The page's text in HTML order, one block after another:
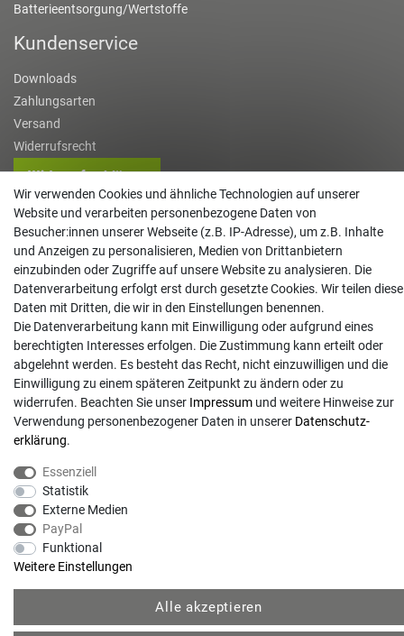
Batterieentsorgung/Wertstoffe
Kundenservice
Downloads
Zahlungsarten
Versand
Widerrufsrecht
Widerruf erklären
Kontakt
info@gartentechnik-hansen.de
0481 8565-0
Mo. - Do. 08:00 - 17:00 | Fr. 8:00 - 15:00
Anrufe aus dem dt. Festnetz zum Ortstarif, Preise aus dem Mobilfunknetz ggf.
abweichend (abhängig vom Provider).
© Copyright 2026 | Alle Rechte vorbehalten. - Gartentechnik Hansen | Realisation
colornativ /
Wir verwenden Cookies und ähnliche Technologien auf unserer
Website und verarbeiten personenbezogene Daten von
Besucher:innen unserer Webseite (z.B. IP-Adresse), um z.B. Inhalte
und Anzeigen zu personalisieren, Medien von Drittanbietern
einzubinden oder Zugriffe auf unsere Website zu analysieren. Die
Datenverarbeitung erfolgt erst durch gesetzte Cookies. Wir teilen diese
Daten mit Dritten, die wir in den Einstellungen benennen.
Die Datenverarbeitung kann mit Einwilligung oder aufgrund eines
berechtigten Interesses erfolgen. Die Zustimmung kann erteilt oder
abgelehnt werden. Es besteht das Recht, nicht einzuwilligen und die
Einwilligung zu einem späteren Zeitpunkt zu ändern oder zu
widerrufen. Beachten Sie unser Impressum und weitere Hinweise zur
Verwendung personenbezogener Daten in unserer Daten­schutz­
erklärung.
Essenziell
Statistik
Externe Medien
PayPal
Funktional
Weitere Einstellungen
Alle akzeptieren